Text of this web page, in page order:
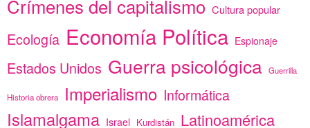
Crímenes del capitalismo Cultura popular
Ecología Economía Política Espionaje
Estados Unidos Guerra psicológica Guerrilla
Historia obrera Imperialismo Informática
Islamalgama Israel Kurdistán Latinoamérica